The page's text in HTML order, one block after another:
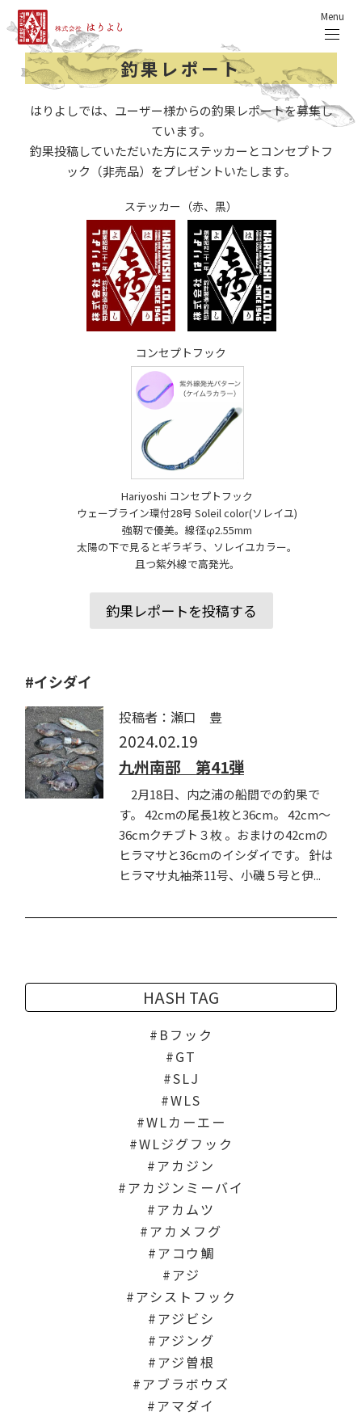
Menu
釣果レポート
はりよしでは、ユーザー様からの釣果レポートを募集し
ています。
釣果投稿していただいた方にステッカーとコンセプトフ
ック（非売品）をプレゼントいたします。
ステッカー（赤、黒）
コンセプトフック
Hariyoshi コンセプトフック
ウェーブライン環付28号 Soleil color(ソレイユ)
強靭で優美。線径φ2.55mm
太陽の下で見るとギラギラ、ソレイユカラー。
且つ紫外線で高発光。
釣果レポートを投稿する
#イシダイ
投稿者：瀬口 豊
2024.02.19
九州南部 第41弾
2月18日、内之浦の船間での釣果で
す。 42cmの尾長1枚と36cm。 42cm～
36cmクチブト３枚 。おまけの42cmの
ヒラマサと36cmのイシダイです。 針は
ヒラマサ丸袖茶11号、小磯５号と伊...
HASH TAG
Bフック
GT
SLJ
WLS
WLカーエー
WLジグフック
アカジン
アカジンミーバイ
アカムツ
アカメフグ
アコウ鯛
アジ
アシストフック
アジビシ
アジング
アジ曽根
アブラボウズ
アマダイ